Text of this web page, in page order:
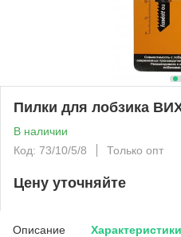
Пилки для лобзика
В наличии
Код: 73/10/5/8
Только опт
Цену уточняйте
Описание Характеристики